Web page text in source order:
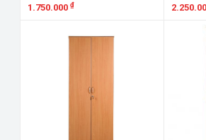
1.750.000 ₫